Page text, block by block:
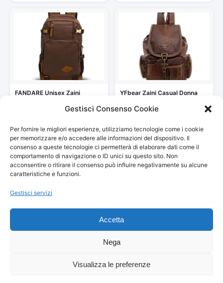
Gestisci Consenso Cookie
Per fornire le migliori esperienze, utilizziamo tecnologie come i cookie
per memorizzare e/o accedere alle informazioni del dispositivo. Il
consenso a queste tecnologie ci permetterà di elaborare dati come il
comportamento di navigazione o ID unici su questo sito. Non
acconsentire o ritirare il consenso può influire negativamente su alcune
caratteristiche e funzioni.
Gestisci servizi
Accetta
Nega
Visualizza le preferenze
FANDARE Unisex Zaini
Vedi storico
YFbear Zaini Casual Donna
35,99 €
Vedi storico
© 2026Arredamento Vintage, Retrò
Partecipante al Programma di Affiliazione Amazon EU, un programma
potrebbero variare. Verifica sempre il prezzo finale su Amazon prima
© 2026 Danilo Franceschini — Via Amiterno, 40 — 00183 Roma — C.F.